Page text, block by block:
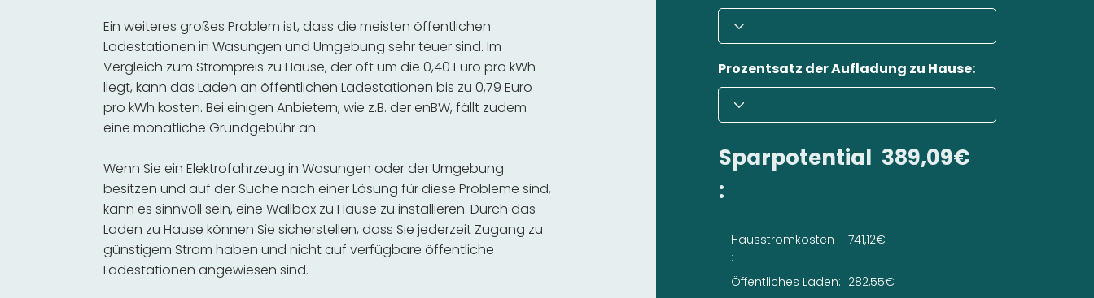
Ein weiteres großes Problem ist, dass die meisten öffentlichen
Ladestationen in Wasungen und Umgebung sehr teuer sind. Im
Vergleich zum Strompreis zu Hause, der oft um die 0,40 Euro pro kWh
liegt, kann das Laden an öffentlichen Ladestationen bis zu 0,79 Euro
pro kWh kosten. Bei einigen Anbietern, wie z.B. der enBW, fällt zudem
eine monatliche Grundgebühr an.
Wenn Sie ein Elektrofahrzeug in Wasungen oder der Umgebung
besitzen und auf der Suche nach einer Lösung für diese Probleme sind,
kann es sinnvoll sein, eine Wallbox zu Hause zu installieren. Durch das
Laden zu Hause können Sie sicherstellen, dass Sie jederzeit Zugang zu
günstigem Strom haben und nicht auf verfügbare öffentliche
Ladestationen angewiesen sind.
Prozentsatz der Aufladung zu Hause:
Sparpotential
:
389,09€
Hausstromkosten
:
Öffentliches Laden:
741,12€
282,55€